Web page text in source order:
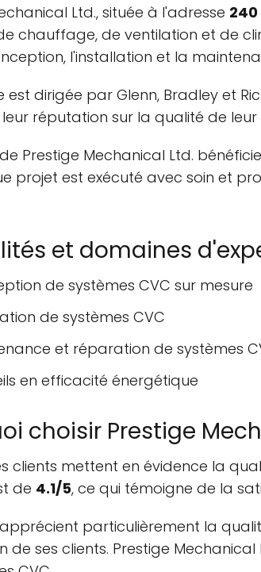
Ltd., située à l'adresse 240
chauffage, de ventilation et de
l'installation et la
est dirigée par Glenn, Bradley et
réputation sur la qualité de
Prestige Mechanical Ltd.
projet est exécuté avec soin et
et domaines
de systèmes CVC sur mesure
de systèmes CVC
et réparation de systèmes
en efficacité énergétique
choisir Prestige
clients mettent en évidence la
de 4.1/5, ce qui témoigne de la
apprécient particulièrement la
de ses clients. Prestige